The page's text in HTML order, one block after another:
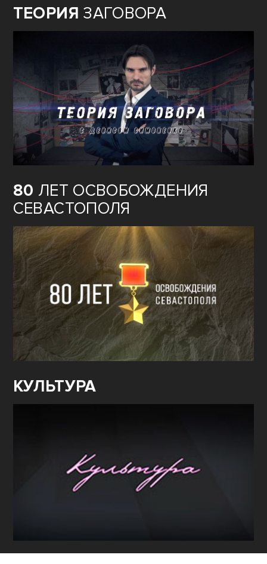
ТЕОРИЯ ЗАГОВОРА
80 ЛЕТ ОСВОБОЖДЕНИЯ
СЕВАСТОПОЛЯ
КУЛЬТУРА